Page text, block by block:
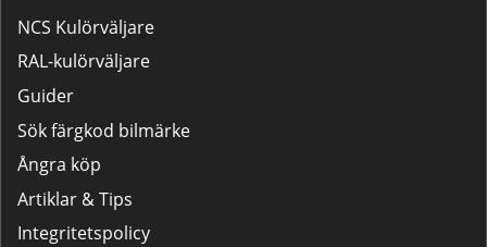
NCS Kulörväljare
RAL-kulörväljare
Guider
Sök färgkod bilmärke
Ångra köp
Artiklar & Tips
Integritetspolicy